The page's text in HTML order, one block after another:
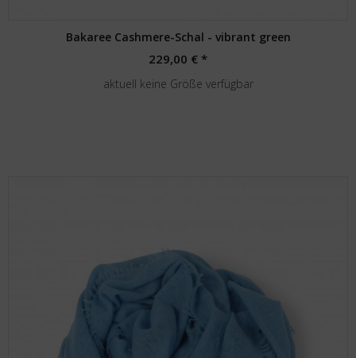
Bakaree Cashmere-Schal - vibrant green
229,00 € *
aktuell keine Größe verfügbar